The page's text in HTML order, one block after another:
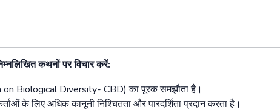
कथनोंपरविचारकरें:
on Biological Diversity- CBD)कापूरकसमझौताहै।
केलिएअधिककानूनीनिश्चितताऔरपारदर्शिताप्रदानकरताहै।